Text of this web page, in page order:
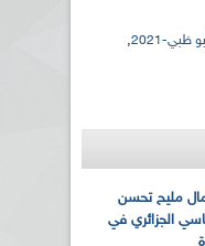
ظبي-2021 ,
مليح تحسن
الجزائري في